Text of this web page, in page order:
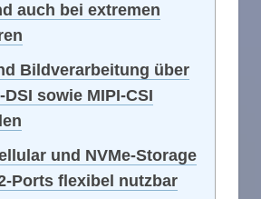
auch bei extremen
Bildverarbeitung über
DSI sowie MIPI-CSI
und NVMe-Storage
Ports flexibel nutzbar